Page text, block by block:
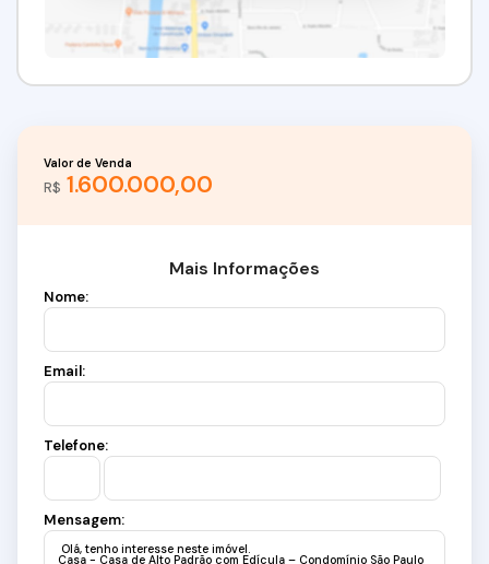
R$ 1.600.000,00
Valor de Venda
Mais Informações
Nome:
Email:
Telefone:
Mensagem: